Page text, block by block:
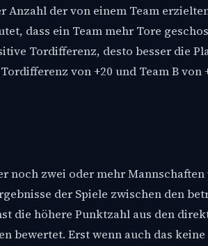
Anzahl der von einem Team
dass ein Team mehr Tore
Tordifferenz, desto besser die
von +20 und Team B von
noch zwei oder mehr
der Spiele zwischen den
die höhere Punktzahl aus den
bewertet. Erst wenn auch das